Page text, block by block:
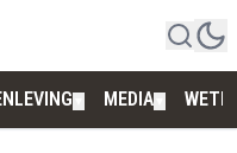
MEDIA